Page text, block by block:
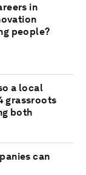
in
people?
a local
grassroots
both
can